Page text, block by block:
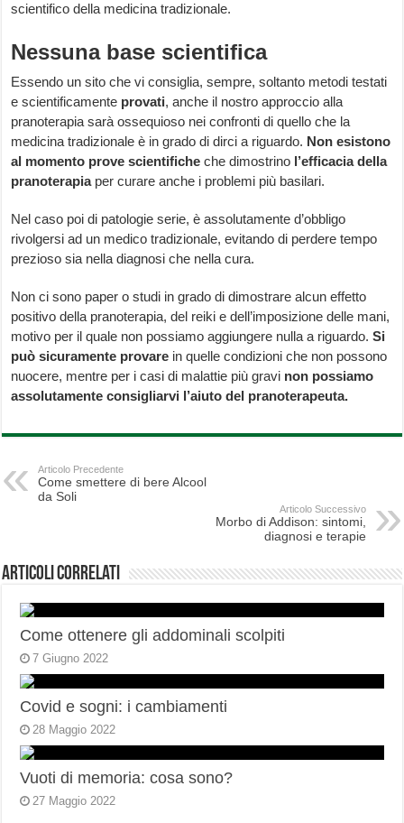
scientifico della medicina tradizionale.
Nessuna base scientifica
Essendo un sito che vi consiglia, sempre, soltanto metodi testati
e scientificamente provati, anche il nostro approccio alla
pranoterapia sarà ossequioso nei confronti di quello che la
medicina tradizionale è in grado di dirci a riguardo. Non esistono
al momento prove scientificheche dimostrino l’efficacia della
pranoterapia per curare anche i problemi più basilari.
Nel caso poi di patologie serie, è assolutamente d’obbligo
rivolgersi ad un medico tradizionale, evitando di perdere tempo
prezioso sia nella diagnosi che nella cura.
Non ci sono paper o studi in grado di dimostrare alcun effetto
positivo della pranoterapia, del reiki e dell’imposizione delle mani,
motivo per il quale non possiamo aggiungere nulla a riguardo.Si
può sicuramente provare in quelle condizioni che non possono
nuocere, mentre per i casi di malattie più gravi non possiamo
assolutamente consigliarvi l’aiuto del pranoterapeuta.
Articolo Precedente
Come smettere di bere Alcool
da Soli
Articolo Successivo
Morbo di Addison: sintomi,
diagnosi e terapie
Articoli correlati
Come ottenere gli addominali scolpiti
7 Giugno 2022
Covid e sogni: i cambiamenti
28 Maggio 2022
Vuoti di memoria: cosa sono?
27 Maggio 2022